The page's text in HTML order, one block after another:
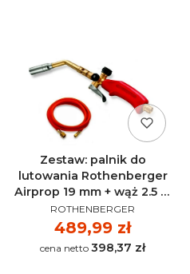
Zestaw: palnik do
lutowania Rothenberger
Airprop 19 mm + wąż 2.5 m
- 31020
PRODUCENT
ROTHENBERGER
Cena
489,99 zł
Cena 398,37 zł